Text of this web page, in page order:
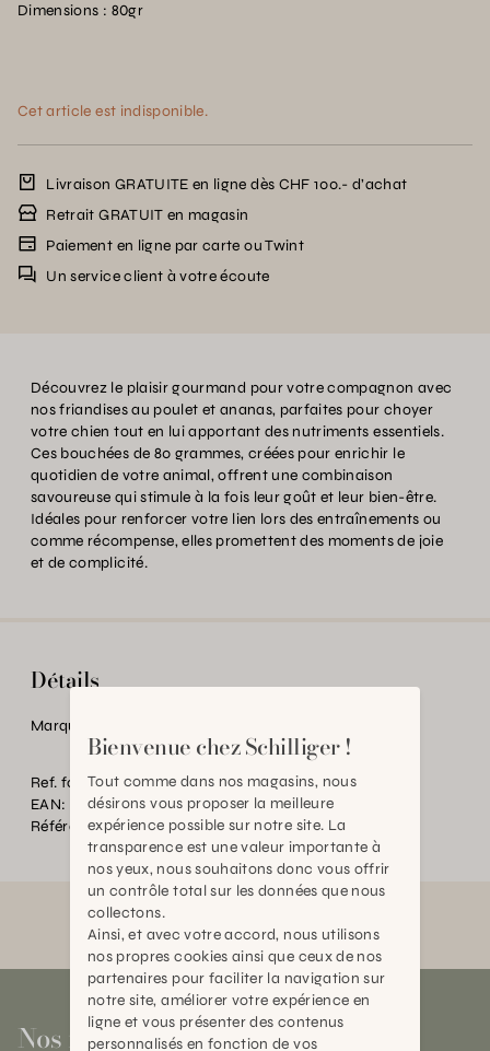
Dimensions : 80gr
Cet article est indisponible.
Livraison GRATUITE en ligne dès CHF 100.- d’achat
Retrait GRATUIT en magasin
Paiement en ligne par carte ou Twint
Un service client à votre écoute
Découvrez le plaisir gourmand pour votre compagnon avec
nos friandises au poulet et ananas, parfaites pour choyer
votre chien tout en lui apportant des nutriments essentiels.
Ces bouchées de 80 grammes, créées pour enrichir le
quotidien de votre animal, offrent une combinaison
savoureuse qui stimule à la fois leur goût et leur bien-être.
Idéales pour renforcer votre lien lors des entraînements ou
comme récompense, elles promettent des moments de joie
et de complicité.
Détails
Marque:
Ref. fournisseur:
NS01-BOX
EAN:
2000000499351
Référence:
AN.P43481.0000.0000.0000
Nos magasins
Bienvenue chez Schilliger !
Tout comme dans nos magasins, nous
désirons vous proposer la meilleure
expérience possible sur notre site. La
transparence est une valeur importante à
nos yeux, nous souhaitons donc vous offrir
un contrôle total sur les données que nous
collectons.
Ainsi, et avec votre accord, nous utilisons
nos propres cookies ainsi que ceux de nos
partenaires pour faciliter la navigation sur
notre site, améliorer votre expérience en
ligne et vous présenter des contenus
personnalisés en fonction de vos